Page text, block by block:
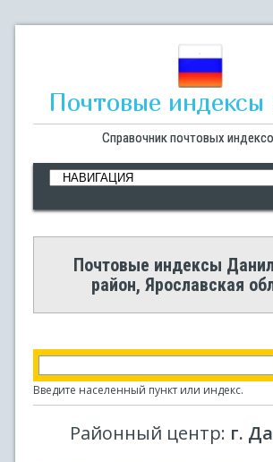
Почтовые индексы
Справочник почтовых
Почтовые индексы
район, Ярославская
Введите населенный пункт или индекс.
Районный центр: г.